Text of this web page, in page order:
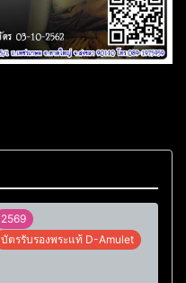
2569
บัตรรับรองพระแท้ D-Amulet